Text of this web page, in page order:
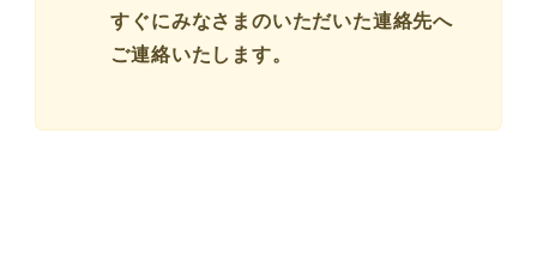
すぐにみなさまのいただいた連絡先へ
ご連絡いたします。